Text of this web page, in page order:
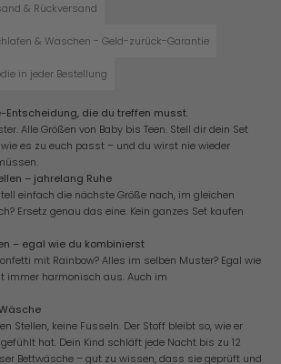
& Rückversand
& Waschen - Geld-zurück-Garantie
in jeder Bestellung
Entscheidung, die du treffen musst.
Alle Größen von Baby bis Teen. Stell dir dein Set
es zu euch passt – und du wirst nie wieder
– jahrelang Ruhe
einfach die nächste Größe nach, im gleichen
Ersetz genau das eine. Kein ganzes Set kaufen
– egal wie du kombinierst
mit Rainbow? Alles im selben Muster? Egal wie
immer harmonisch aus. Auch im
Stellen, keine Fusseln. Der Stoff bleibt so, wie er
hat. Dein Kind schläft jede Nacht bis zu 12
Bettwäsche – gut zu wissen, dass sie geprüft und